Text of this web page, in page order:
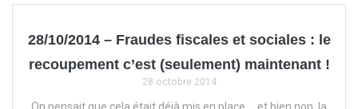
28/10/2014 – Fraudes fiscales et sociales : le
recoupement c’est (seulement) maintenant !
28 octobre 2014